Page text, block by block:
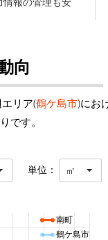
向
リア(鶴ケ島市)にお
です。
単位： ㎡
南町
鶴ケ島市